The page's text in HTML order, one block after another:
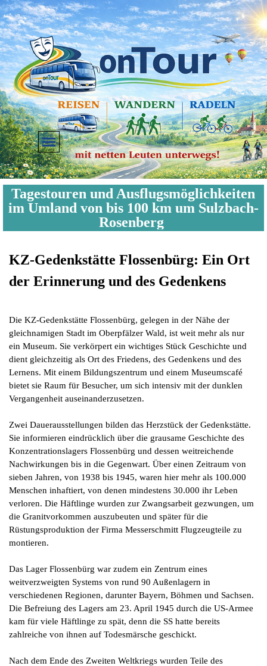
Direkt zum Seiteninhalt
Menü überspringen
Tagestouren und Ausflugsmöglichkeiten
im Umland von bis 100 km um Sulzbach-
Rosenberg
KZ-Gedenkstätte Flossenbürg: Ein Ort
der Erinnerung und des Gedenkens
Die KZ-Gedenkstätte Flossenbürg, gelegen in der Nähe der
gleichnamigen Stadt im Oberpfälzer Wald, ist weit mehr als nur
ein Museum. Sie verkörpert ein wichtiges Stück Geschichte und
dient gleichzeitig als Ort des Friedens, des Gedenkens und des
Lernens. Mit einem Bildungszentrum und einem Museumscafé
bietet sie Raum für Besucher, um sich intensiv mit der dunklen
Vergangenheit auseinanderzusetzen.
Zwei Dauerausstellungen bilden das Herzstück der Gedenkstätte.
Sie informieren eindrücklich über die grausame Geschichte des
Konzentrationslagers Flossenbürg und dessen weitreichende
Nachwirkungen bis in die Gegenwart. Über einen Zeitraum von
sieben Jahren, von 1938 bis 1945, waren hier mehr als 100.000
Menschen inhaftiert, von denen mindestens 30.000 ihr Leben
verloren. Die Häftlinge wurden zur Zwangsarbeit gezwungen, um
die Granitvorkommen auszubeuten und später für die
Rüstungsproduktion der Firma Messerschmitt Flugzeugteile zu
montieren.
Das Lager Flossenbürg war zudem ein Zentrum eines
weitverzweigten Systems von rund 90 Außenlagern in
verschiedenen Regionen, darunter Bayern, Böhmen und Sachsen.
Die Befreiung des Lagers am 23. April 1945 durch die US-Armee
kam für viele Häftlinge zu spät, denn die SS hatte bereits
zahlreiche von ihnen auf Todesmärsche geschickt.
Nach dem Ende des Zweiten Weltkriegs wurden Teile des